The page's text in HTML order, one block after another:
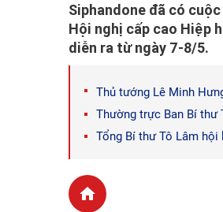
Siphandone đã có
Hội nghị cấp cao Hiệp
diễn ra từ ngày 7-8/5.
Thủ tướng Lê Minh
Thường trực Ban Bí thư
Tổng Bí thư Tô Lâm hội